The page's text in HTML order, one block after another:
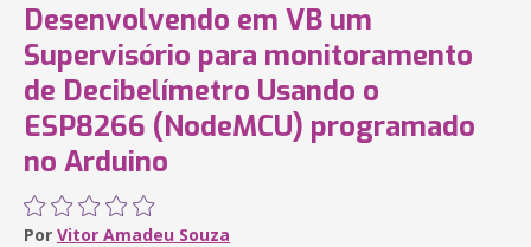
Desenvolvendo em VB um
Supervisório para monitoramento
de Decibelímetro Usando o
ESP8266 (NodeMCU) programado
no Arduino
Por Vitor Amadeu Souza